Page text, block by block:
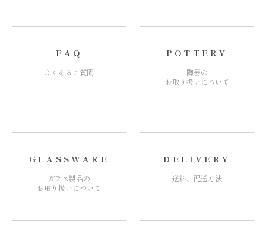
FAQ
よくあるご質問
POTTERY
陶器の
お取り扱いについて
GLASSWARE
ガラス製品の
お取り扱いについて
DELIVERY
送料、配送方法